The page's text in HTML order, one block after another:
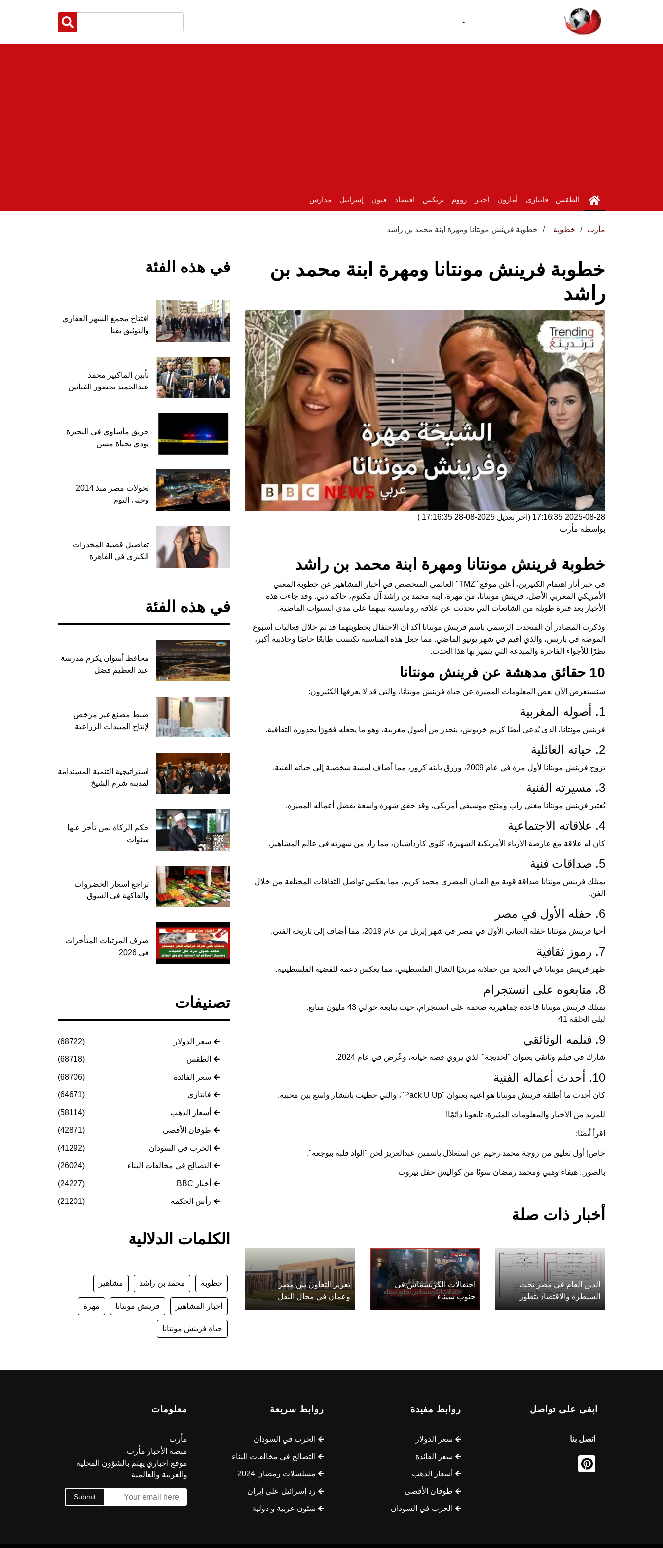
-
الطقس فانتازي أمازون أخبار زووم بريكس اقتصاد فنون إسرائيل مدارس
مأرب خطوبة خطوبة فرينش مونتانا ومهرة ابنة محمد بن راشد
خطوبة فرينش مونتانا ومهرة ابنة محمد بن
راشد
2025-08-28 17:16:35 (اخر تعديل 2025-08-28 17:16:35
)
بواسطة مأرب
خطوبة فرينش مونتانا ومهرة ابنة محمد بن راشد
في خبر أثار اهتمام الكثيرين، أعلن موقع "TMZ" العالمي المتخصص في أخبار المشاهير عن خطوبة المغني
الأمريكي المغربي الأصل، فرينش مونتانا، من مهرة، ابنة محمد بن راشد آل مكتوم، حاكم دبي. وقد جاءت هذه
الأخبار بعد فترة طويلة من الشائعات التي تحدثت عن علاقة رومانسية بينهما على مدى السنوات الماضية.
وذكرت المصادر أن المتحدث الرسمي باسم فرينش مونتانا أكد أن الاحتفال بخطوبتهما قد تم خلال فعاليات أسبوع
الموضة في باريس، والذي أقيم في شهر يونيو الماضي. مما جعل هذه المناسبة تكتسب طابعًا خاصًا وجاذبية أكبر،
نظرًا للأجواء الفاخرة والمبدعة التي يتميز بها هذا الحدث.
10 حقائق مدهشة عن فرينش مونتانا
سنستعرض الآن بعض المعلومات المميزة عن حياة فرينش مونتانا، والتي قد لا يعرفها الكثيرون:
1. أصوله المغربية
فرينش مونتانا، الذي يُدعى أيضًا كريم خربوش، ينحدر من أصول مغربية، وهو ما يجعله فخورًا بجذوره الثقافية.
2. حياته العائلية
تزوج فرينش مونتانا لأول مرة في عام 2009، ورزق بابنه كروز، مما أضاف لمسة شخصية إلى حياته الفنية.
3. مسيرته الفنية
يُعتبر فرينش مونتانا مغني راب ومنتج موسيقي أمريكي، وقد حقق شهرة واسعة بفضل أعماله المميزة.
4. علاقاته الاجتماعية
كان له علاقة مع عارضة الأزياء الأمريكية الشهيرة، كلوي كارداشيان، مما زاد من شهرته في عالم المشاهير.
5. صداقات فنية
يمتلك فرينش مونتانا صداقة قوية مع الفنان المصري محمد كريم، مما يعكس تواصل الثقافات المختلفة من خلال
الفن.
6. حفله الأول في مصر
أحيا فرينش مونتانا حفله الغنائي الأول في مصر في شهر إبريل من عام 2019، مما أضاف إلى تاريخه الفني.
7. رموز ثقافية
ظهر فرينش مونتانا في العديد من حفلاته مرتديًا الشال الفلسطيني، مما يعكس دعمه للقضية الفلسطينية.
8. متابعوه على انستجرام
يمتلك فرينش مونتانا قاعدة جماهيرية ضخمة على انستجرام، حيث يتابعه حوالي 43 مليون متابع.
ليلى الحلقة 41
9. فيلمه الوثائقي
شارك في فيلم وثائقي بعنوان "لخديجة" الذي يروي قصة حياته، وعُرض في عام 2024.
10. أحدث أعماله الفنية
كان أحدث ما أطلقه فرينش مونتانا هو أغنية بعنوان "Pack U Up"، والتي حظيت بانتشار واسع بين محبيه.
للمزيد من الأخبار والمعلومات المثيرة، تابعونا دائمًا!
اقرأ أيضًا:
خاص| أول تعليق من زوجة محمد رحيم عن استغلال ياسمين عبدالعزيز لحن "الواد قلبه بيوجعه".
بالصور.. هيفاء وهبي ومحمد رمضان سويًا من كواليس حفل بيروت
أخبار ذات صلة
الدين العام في مصر تحت
السيطرة والاقتصاد يتطور
احتفالات الكريسماس في
جنوب سيناء
تعزيز التعاون بين مصر
وعمان في مجال النقل
في هذه الفئة
افتتاح مجمع الشهر العقاري
والتوثيق بقنا
تأبين الماكيير محمد
عبدالحميد بحضور الفنانين
حريق مأساوي في البحيرة
يودي بحياة مسن
تحولات مصر منذ 2014
وحتى اليوم
تفاصيل قضية المخدرات
الكبرى في القاهرة
في هذه الفئة
محافظ أسوان يكرم مدرسة
عبد العظيم فضل
ضبط مصنع غير مرخص
لإنتاج المبيدات الزراعية
استراتيجية التنمية المستدامة
لمدينة شرم الشيخ
حكم الزكاة لمن تأخر عنها
سنوات
تراجع أسعار الخضروات
والفاكهة في السوق
صرف المرتبات المتأخرات
في 2026
تصنيفات
سعر الدولار (68722)
الطقس (68718)
سعر الفائدة (68706)
فانتازي (64671)
أسعار الذهب (58114)
طوفان الأقصى (42871)
الحرب في السودان (41292)
التصالح في مخالفات البناء (26024)
أخبار BBC (24227)
رأس الحكمة (21201)
الكلمات الدلالية
خطوبة محمد بن راشد مشاهير
أخبار المشاهير فرينش مونتانا مهرة
حياة فرينش مونتانا
ابقى على تواصل
اتصل بنا
روابط مفيدة
سعر الدولار
سعر الفائدة
أسعار الذهب
طوفان الأقصى
الحرب في السودان
روابط سريعة
الحرب في السودان
التصالح في مخالفات البناء
مسلسلات رمضان 2024
رد إسرائيل على إيران
شئون عربية و دولية
معلومات
مأرب
منصة الأخبار مأرب
موقع اخباري يهتم بالشؤون المحلية
والعربية والعالمية
Submit